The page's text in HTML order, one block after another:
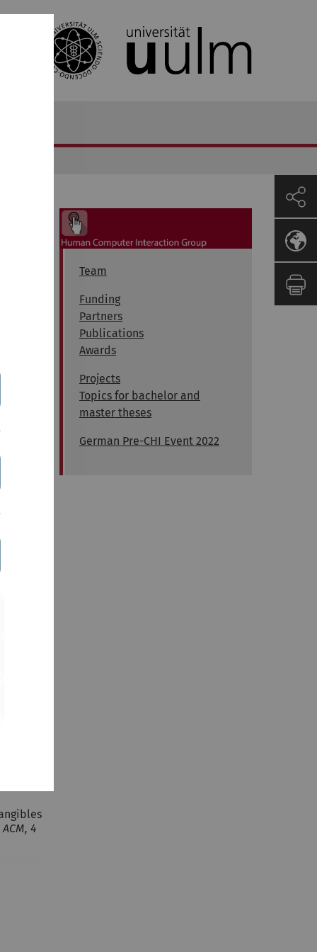
4
Team
Funding
Partners
Publications
Awards
Projects
Topics for bachelor and
master theses
German Pre-CHI Event 2022